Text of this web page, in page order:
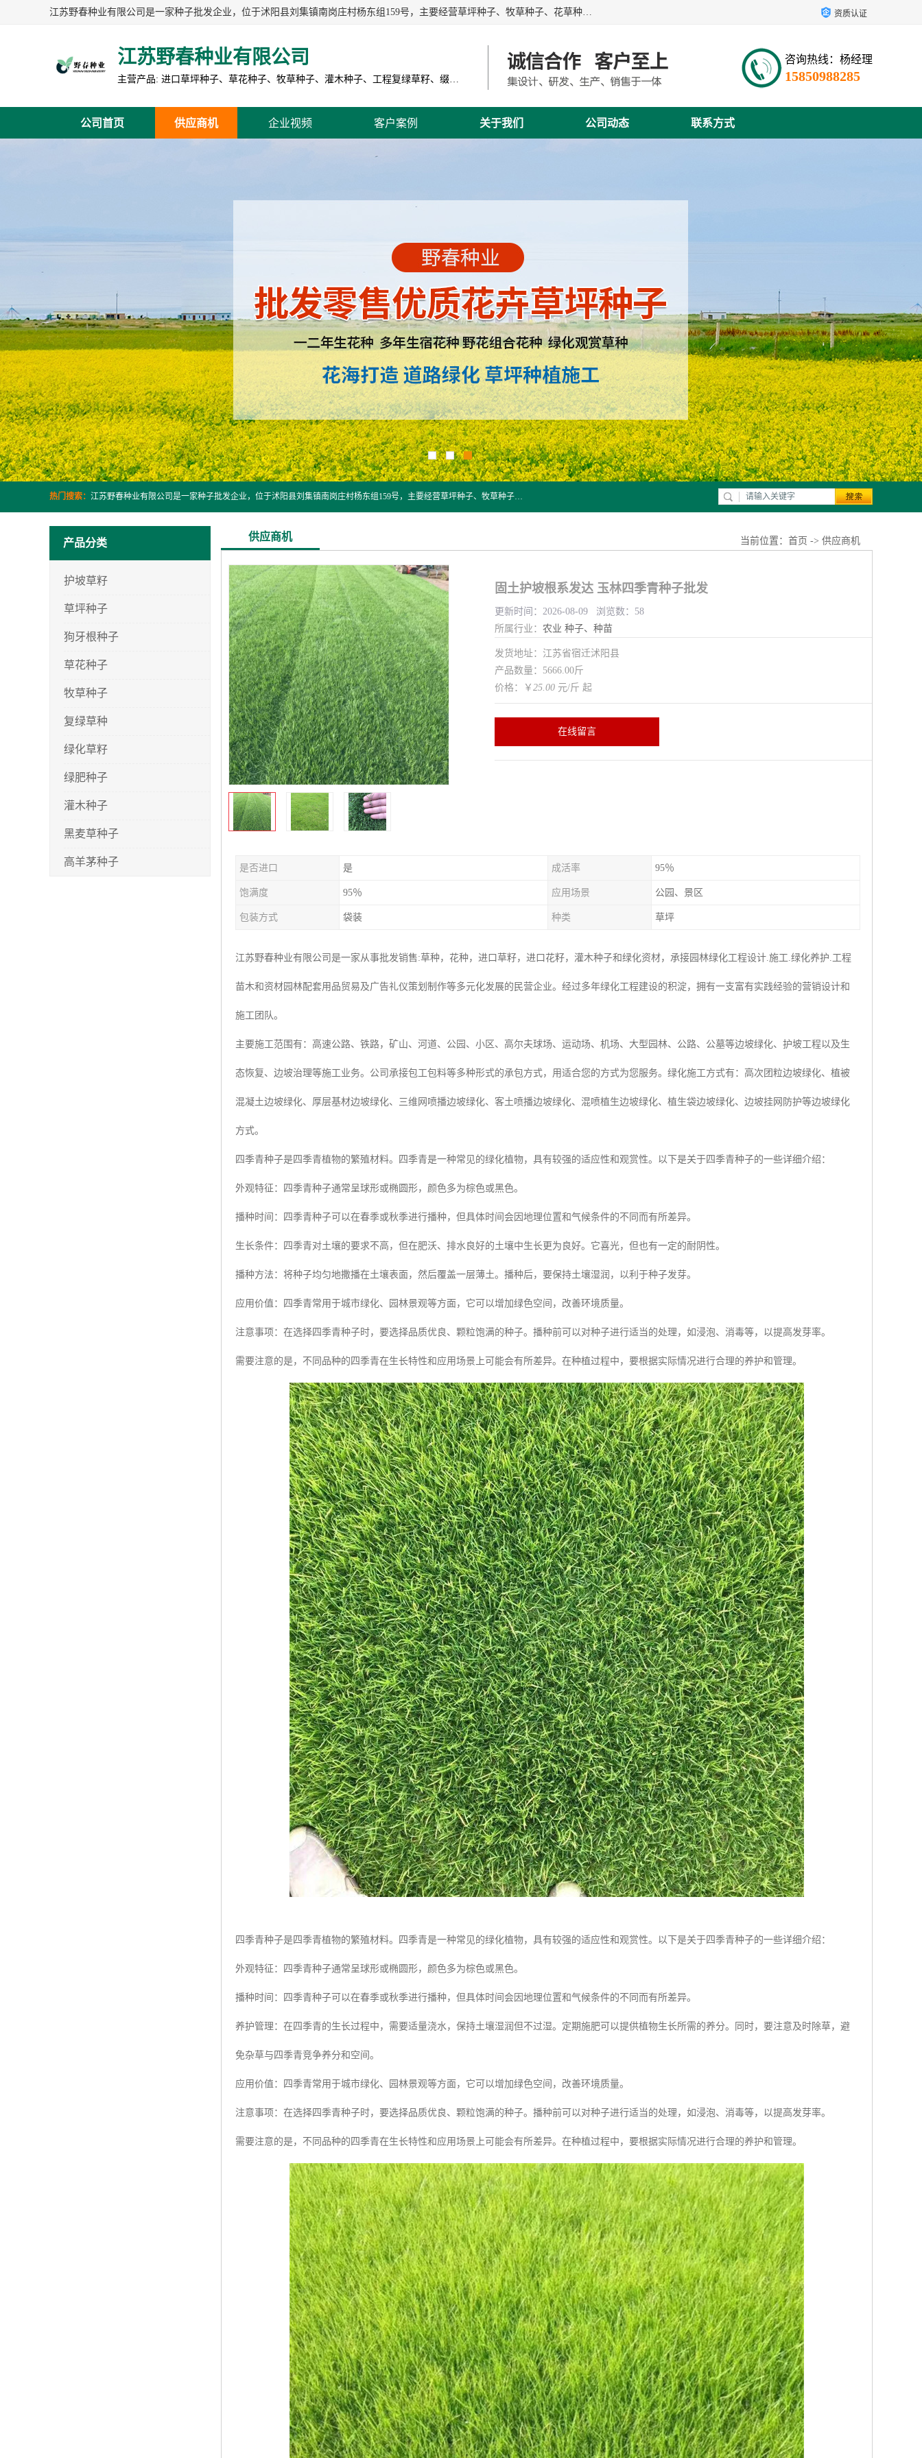
江苏野春种业有限公司是一家种子批发企业，位于沭阳县刘集镇南岗庄村杨东组159号，主要经营草坪种子、牧草种子、花草种子、复绿草种、绿化草籽、护坡草籽、绿肥种子、灌木种子、黑麦草种子、高羊茅种子、早熟禾种子、狗牙根种子、剪股颖种子等。 资质认证
江苏野春种业有限公司
主营产品: 进口草坪种子、草花种子、牧草种子、灌木种子、工程复绿草籽、缀花组合种子
咨询热线：杨经理
15850988285
公司首页 供应商机 企业视频 客户案例 关于我们 公司动态 联系方式
热门搜索： 江苏野春种业有限公司是一家种子批发企业，位于沭阳县刘集镇南岗庄村杨东组159号，主要经营草坪种子、牧草种子、花草种子、复绿草种、绿化草籽、护坡草籽、绿肥种子、灌木种子、黑麦草种子、高羊茅种子、早熟禾种子、狗牙根种子、剪股颖种子等。
产品分类
护坡草籽
草坪种子
狗牙根种子
草花种子
牧草种子
复绿草种
绿化草籽
绿肥种子
灌木种子
黑麦草种子
高羊茅种子
供应商机 当前位置： 首页 -> 供应商机
固土护坡根系发达 玉林四季青种子批发
更新时间：2026-08-09 浏览数：58
所属行业： 农业 种子、种苗
发货地址：江苏省宿迁沭阳县
产品数量：5666.00斤
价格：￥ 25.00 元/斤 起
在线留言
是否进口 是 成活率 95％
饱满度 95％ 应用场景 公园、景区
包装方式 袋装 种类 草坪
江苏野春种业有限公司是一家从事批发销售:草种，花种，进口草籽，进口花籽，灌木种子和绿化资材，承接园林绿化工程设计.施工.绿化养护.工程
苗木和资材园林配套用品贸易及广告礼仪策划制作等多元化发展的民营企业。经过多年绿化工程建设的积淀，拥有一支富有实践经验的营销设计和
施工团队。
主要施工范围有：高速公路、铁路，矿山、河道、公园、小区、高尔夫球场、运动场、机场、大型园林、公路、公墓等边坡绿化、护坡工程以及生
态恢复、边坡治理等施工业务。公司承接包工包料等多种形式的承包方式，用适合您的方式为您服务。绿化施工方式有：高次团粒边坡绿化、植被
混凝土边坡绿化、厚层基材边坡绿化、三维网喷播边坡绿化、客土喷播边坡绿化、混喷植生边坡绿化、植生袋边坡绿化、边坡挂网防护等边坡绿化
方式。
四季青种子是四季青植物的繁殖材料。四季青是一种常见的绿化植物，具有较强的适应性和观赏性。以下是关于四季青种子的一些详细介绍：
外观特征：四季青种子通常呈球形或椭圆形，颜色多为棕色或黑色。
播种时间：四季青种子可以在春季或秋季进行播种，但具体时间会因地理位置和气候条件的不同而有所差异。
生长条件：四季青对土壤的要求不高，但在肥沃、排水良好的土壤中生长更为良好。它喜光，但也有一定的耐阴性。
播种方法：将种子均匀地撒播在土壤表面，然后覆盖一层薄土。播种后，要保持土壤湿润，以利于种子发芽。
应用价值：四季青常用于城市绿化、园林景观等方面，它可以增加绿色空间，改善环境质量。
注意事项：在选择四季青种子时，要选择品质优良、颗粒饱满的种子。播种前可以对种子进行适当的处理，如浸泡、消毒等，以提高发芽率。
需要注意的是，不同品种的四季青在生长特性和应用场景上可能会有所差异。在种植过程中，要根据实际情况进行合理的养护和管理。
四季青种子是四季青植物的繁殖材料。四季青是一种常见的绿化植物，具有较强的适应性和观赏性。以下是关于四季青种子的一些详细介绍：
外观特征：四季青种子通常呈球形或椭圆形，颜色多为棕色或黑色。
播种时间：四季青种子可以在春季或秋季进行播种，但具体时间会因地理位置和气候条件的不同而有所差异。
养护管理：在四季青的生长过程中，需要适量浇水，保持土壤湿润但不过湿。定期施肥可以提供植物生长所需的养分。同时，要注意及时除草，避
免杂草与四季青竞争养分和空间。
应用价值：四季青常用于城市绿化、园林景观等方面，它可以增加绿色空间，改善环境质量。
注意事项：在选择四季青种子时，要选择品质优良、颗粒饱满的种子。播种前可以对种子进行适当的处理，如浸泡、消毒等，以提高发芽率。
需要注意的是，不同品种的四季青在生长特性和应用场景上可能会有所差异。在种植过程中，要根据实际情况进行合理的养护和管理。